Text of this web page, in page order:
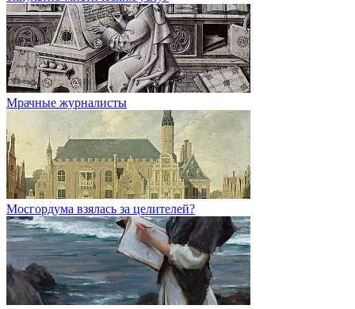
Мрачные журналисты
Мосгордума взялась за целителей?